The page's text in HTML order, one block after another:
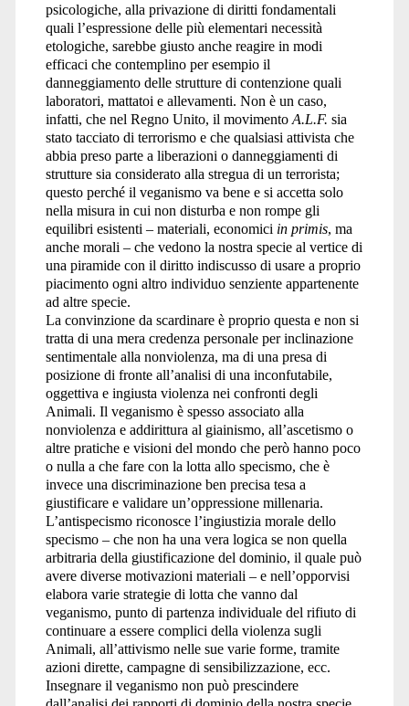
psicologiche, alla privazione di diritti fondamentali
quali l’espressione delle più elementari necessità
etologiche, sarebbe giusto anche reagire in modi
efficaci che contemplino per esempio il
danneggiamento delle strutture di contenzione quali
laboratori, mattatoi e allevamenti. Non è un caso,
infatti, che nel Regno Unito, il movimento A.L.F. sia
stato tacciato di terrorismo e che qualsiasi attivista che
abbia preso parte a liberazioni o danneggiamenti di
strutture sia considerato alla stregua di un terrorista;
questo perché il veganismo va bene e si accetta solo
nella misura in cui non disturba e non rompe gli
equilibri esistenti – materiali, economici in primis, ma
anche morali – che vedono la nostra specie al vertice di
una piramide con il diritto indiscusso di usare a proprio
piacimento ogni altro individuo senziente appartenente
ad altre specie.
La convinzione da scardinare è proprio questa e non si
tratta di una mera credenza personale per inclinazione
sentimentale alla nonviolenza, ma di una presa di
posizione di fronte all’analisi di una inconfutabile,
oggettiva e ingiusta violenza nei confronti degli
Animali. Il veganismo è spesso associato alla
nonviolenza e addirittura al giainismo, all’ascetismo o
altre pratiche e visioni del mondo che però hanno poco
o nulla a che fare con la lotta allo specismo, che è
invece una discriminazione ben precisa tesa a
giustificare e validare un’oppressione millenaria.
L’antispecismo riconosce l’ingiustizia morale dello
specismo – che non ha una vera logica se non quella
arbitraria della giustificazione del dominio, il quale può
avere diverse motivazioni materiali – e nell’opporvisi
elabora varie strategie di lotta che vanno dal
veganismo, punto di partenza individuale del rifiuto di
continuare a essere complici della violenza sugli
Animali, all’attivismo nelle sue varie forme, tramite
azioni dirette, campagne di sensibilizzazione, ecc.
Insegnare il veganismo non può prescindere